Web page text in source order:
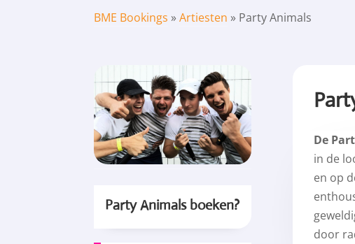
BME Bookings »Artiesten » Party Animals
Party Animals boeken?
De
in de
en op
door